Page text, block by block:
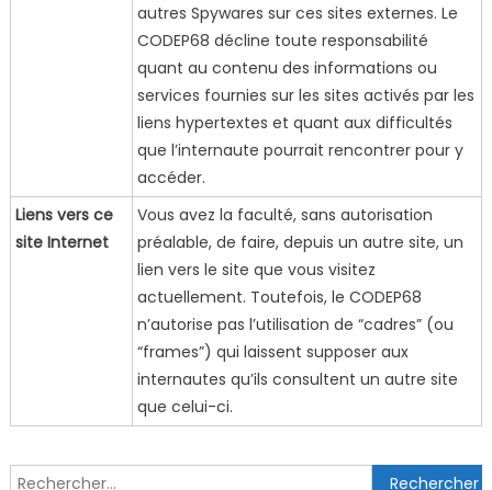
autres Spywares sur ces sites externes. Le
CODEP68 décline toute responsabilité
quant au contenu des informations ou
services fournies sur les sites activés par les
liens hypertextes et quant aux difficultés
que l’internaute pourrait rencontrer pour y
accéder.
Liens vers ce
site Internet
Vous avez la faculté, sans autorisation
préalable, de faire, depuis un autre site, un
lien vers le site que vous visitez
actuellement. Toutefois, le CODEP68
n’autorise pas l’utilisation de “cadres” (ou
“frames”) qui laissent supposer aux
internautes qu’ils consultent un autre site
que celui-ci.
Rechercher :